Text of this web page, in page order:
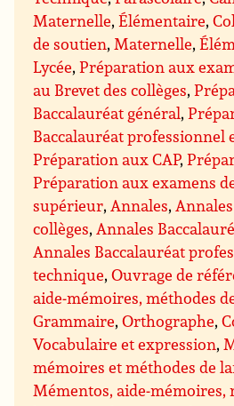
Maternelle,Élémentaire,
de soutien, Maternelle,
Lycée,Préparation aux
au Brevet des collèges,
Baccalauréat général,
Baccalauréat professionnel
Préparation aux CAP,
Préparation aux examens
supérieur, Annales,
collèges, Annales
Annales Baccalauréat
technique,Ouvrage de
aide-mémoires, méthodes
Grammaire,Orthographe,
Vocabulaire et expression,
mémoires et méthodes de
Mémentos, aide-mémoires,